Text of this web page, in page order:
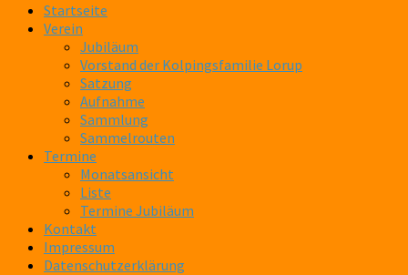
Startseite
Verein
Jubiläum
Vorstand der Kolpingsfamilie Lorup
Satzung
Aufnahme
Sammlung
Sammelrouten
Termine
Monatsansicht
Liste
Termine Jubiläum
Kontakt
Impressum
Datenschutzerklärung